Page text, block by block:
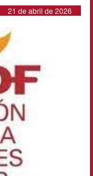
21 de abril de 2026